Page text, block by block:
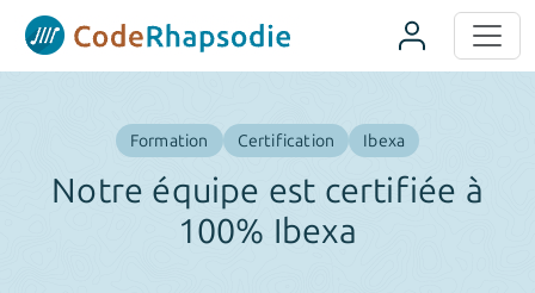
Formation Certification Ibexa
Notre équipe est certifiée à
100% Ibexa
Panneau de gestion des cookies